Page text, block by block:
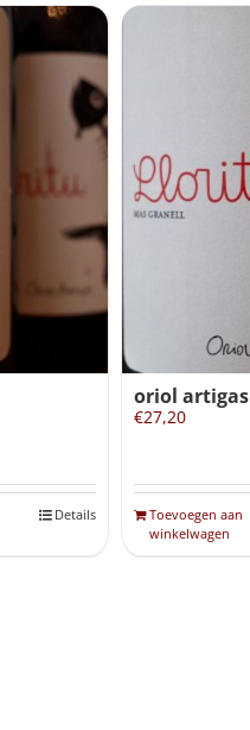
Details
oriol artigas
€27,20
Toevoegen aan
winkelwagen